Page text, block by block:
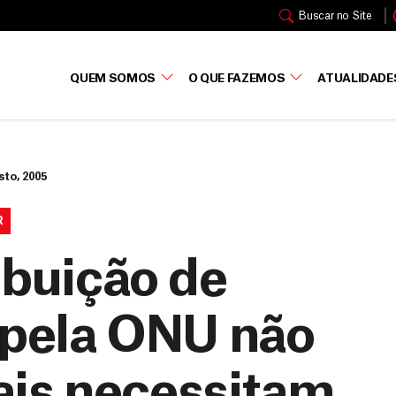
Buscar no Site
QUEM SOMOS O QUE FAZEMOS
2005
de
ONU não